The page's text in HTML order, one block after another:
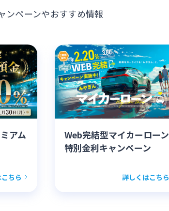
ンペーンやおすすめ情報
アム
ちら
Web完結型マイカーローン
特別金利キャンペーン
詳しくはこちら